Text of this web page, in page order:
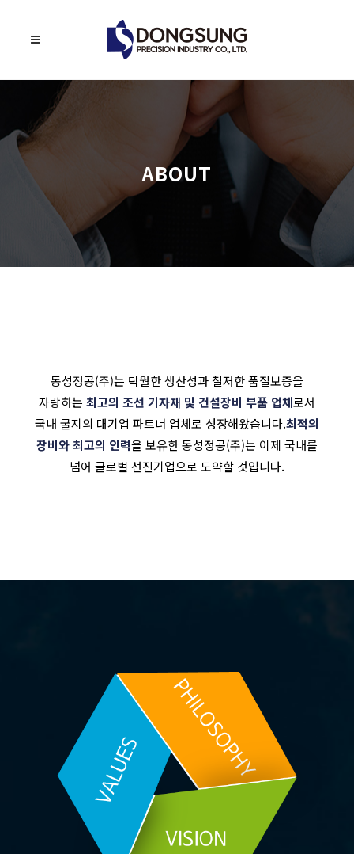
ABOUT
동성정공(주)는 탁월한 생산성과 철저한 품질보증을
자랑하는 최고의 조선 기자재 및 건설장비 부품 업체로서
국내 굴지의 대기업 파트너 업체로 성장해왔습니다.최적의
장비와 최고의 인력을 보유한 동성정공(주)는 이제 국내를
넘어 글로벌 선진기업으로 도약할 것입니다.